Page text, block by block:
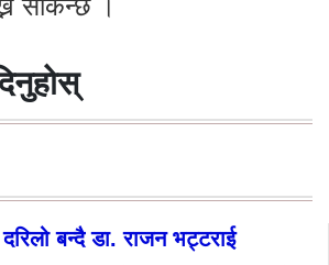
सकिन्छ ।
बन्दै डा. राजन भट्टराई